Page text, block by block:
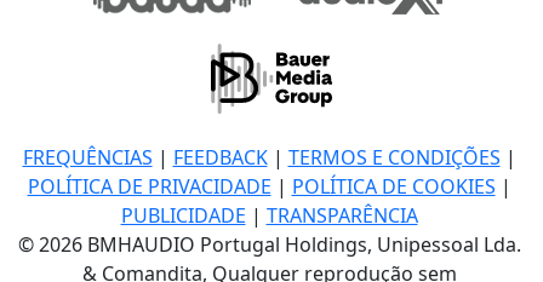
FREQUÊNCIAS | FEEDBACK| TERMOS E CONDIÇÕES |
POLÍTICA DE PRIVACIDADE | POLÍTICA DE COOKIES |
PUBLICIDADE | TRANSPARÊNCIA
© 2026 BMHAUDIO Portugal Holdings, Unipessoal Lda.
& Comandita, Qualquer reprodução sem